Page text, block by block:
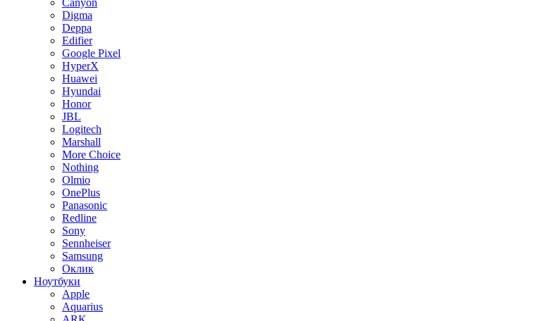
Canyon
Digma
Deppa
Edifier
Google Pixel
HyperX
Huawei
Hyundai
Honor
JBL
Logitech
Marshall
More Choice
Nothing
Olmio
OnePlus
Panasonic
Redline
Sony
Sennheiser
Samsung
Оклик
Ноутбуки
Apple
Aquarius